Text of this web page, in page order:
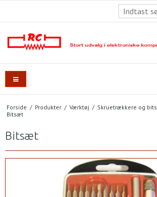
Forside / Produkter / Værktøj / Skruetrækkere og bits
Bitsæt
Bitsæt